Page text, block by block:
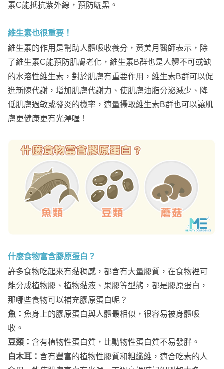
素C能抵抗紫外線，預防曬黑。
維生素也很重要！
維生素的作用是幫助人體吸收養分，黃美月醫師表示，除
了維生素C能預防肌膚老化，維生素B群也是人體不可或缺
的水溶性維生素，對於肌膚有重要作用，維生素B群可以促
進新陳代謝，增加肌膚代謝力、使肌膚油脂分泌減少、降
低肌膚過敏或發炎的機率，適量攝取維生素B群也可以讓肌
膚更健康更有光澤喔！
什麼食物富含膠原蛋白？
許多食物吃起來有黏稠感，都含有大量膠質，在食物裡可
能分成植物膠、植物黏液、果膠等型態，都是膠原蛋白，
那哪些食物可以補充膠原蛋白呢？
魚： 魚身上的膠原蛋白與人體最相似，很容易被身體吸
收。
豆類： 含有植物性蛋白質，比動物性蛋白質不易發胖。
白木耳： 含有豐富的植物性膠質和粗纖維，適合吃素的人